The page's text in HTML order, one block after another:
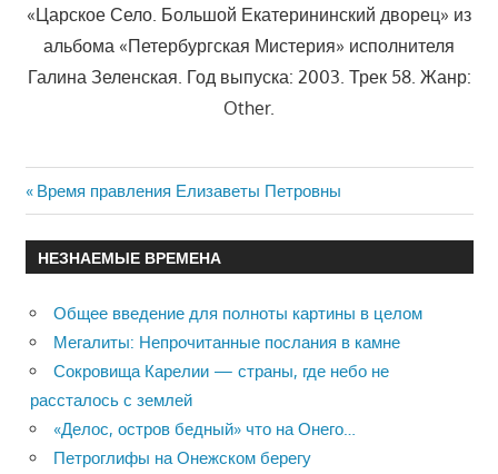
«Царское Село. Большой Екатерининский дворец» из
альбома «Петербургская Мистерия» исполнителя
Галина Зеленская. Год выпуска: 2003. Трек 58. Жанр:
Other.
Навигация
по
записям
Previous
Post:
Время правления Елизаветы Петровны
НЕЗНАЕМЫЕ ВРЕМЕНА
Общее введение для полноты картины в целом
Мегалиты: Непрочитанные послания в камне
Сокровища Карелии — страны, где небо не
рассталось с землей
«Делос, остров бедный» что на Онего…
Петроглифы на Онежском берегу